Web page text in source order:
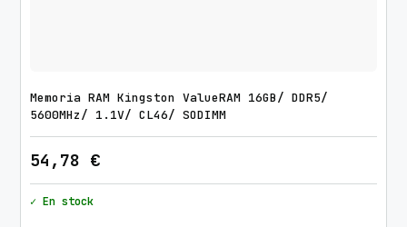
Memoria RAM Kingston ValueRAM 16GB/ DDR5/
5600MHz/ 1.1V/ CL46/ SODIMM
54,78 €
✓ En stock